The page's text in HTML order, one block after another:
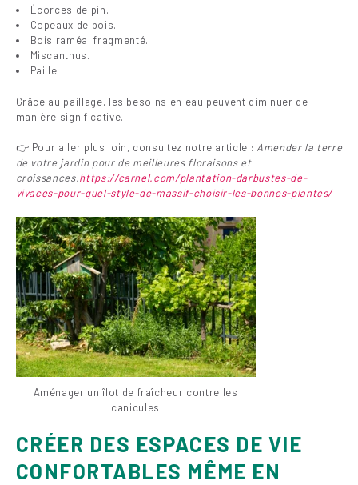
Écorces de pin.
Copeaux de bois.
Bois raméal fragmenté.
Miscanthus.
Paille.
Grâce au paillage, les besoins en eau peuvent diminuer de
manière significative.
👉 Pour aller plus loin, consultez notre article : Amender la terre
de votre jardin pour de meilleures floraisons et
croissances.https://carnel.com/plantation-darbustes-de-
vivaces-pour-quel-style-de-massif-choisir-les-bonnes-plantes/
Aménager un îlot de fraîcheur contre les
canicules
CRÉER DES ESPACES DE VIE
CONFORTABLES MÊME EN